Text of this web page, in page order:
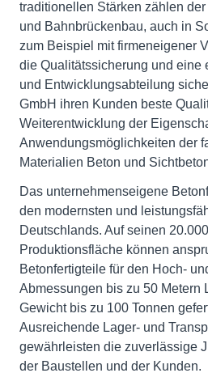
traditionellen Stärken zählen
und Bahnbrückenbau, auch in
zum Beispiel mit firmeneigener
die Qualitätssicherung und eine
und Entwicklungsabteilung
GmbH ihren Kunden beste
Weiterentwicklung der
Anwendungsmöglichkeiten der
Materialien Beton und
Das unternehmenseigene
den modernsten und
Deutschlands. Auf seinen
Produktionsfläche können
Betonfertigteile für den Hoch-
Abmessungen bis zu 50 Metern
Gewicht bis zu 100 Tonnen
Ausreichende Lager- und
gewährleisten die zuverlässige
der Baustellen und der Kunden.